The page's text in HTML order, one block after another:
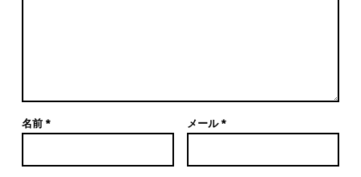
名前 * メール*